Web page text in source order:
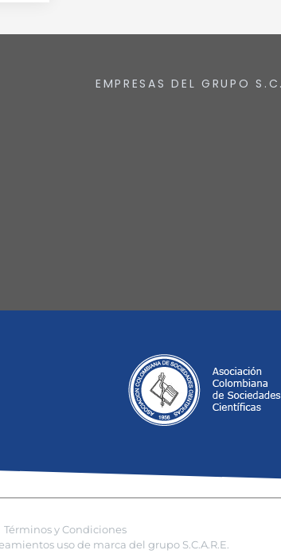
EMPRESAS DEL GRUPO
Términos y Condiciones
uso de marca del grupo S.C.A.R.E.